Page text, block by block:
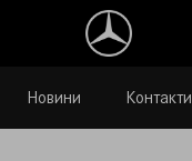
Новини Контакти